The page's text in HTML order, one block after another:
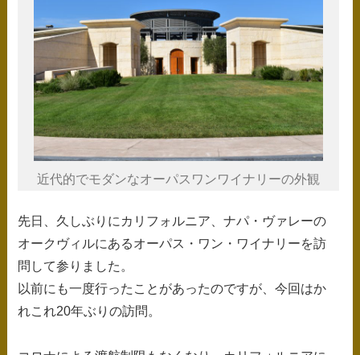
近代的でモダンなオーパスワンワイナリーの外観
先日、久しぶりにカリフォルニア、ナパ・ヴァレーの
オークヴィルにあるオーパス・ワン・ワイナリーを訪
問して参りました。
以前にも一度行ったことがあったのですが、今回はか
れこれ20年ぶりの訪問。